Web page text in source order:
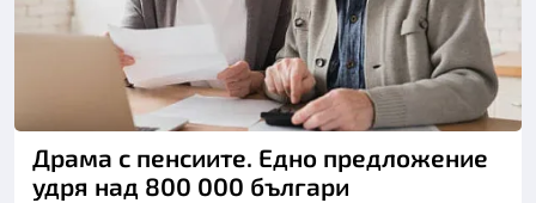
Драма с пенсиите. Едно предложение
удря над 800 000 българи